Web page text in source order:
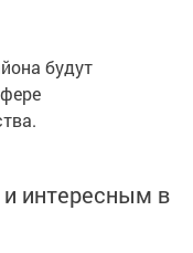
будут
интересным в